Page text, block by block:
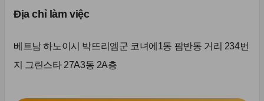
Địa chỉ làm việc
베트남 하노이시 박뜨리엠군 코녀에1동 팜반동 거리 234번
지 그린스타 27A3동 2A층